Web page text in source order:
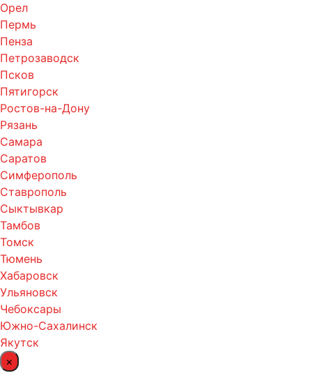
Орел
Пермь
Пенза
Петрозаводск
Псков
Пятигорск
Ростов-на-Дону
Рязань
Самара
Саратов
Симферополь
Ставрополь
Сыктывкар
Тамбов
Томск
Тюмень
Хабаровск
Ульяновск
Чебоксары
Южно-Сахалинск
Якутск
×